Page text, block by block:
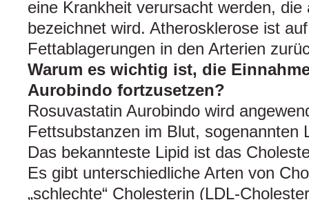
eine Krankheit verursacht werden, die
bezeichnet wird. Atherosklerose ist
Fettablagerungen in den Arterien
Warum es wichtig ist, die
Aurobindo fortzusetzen?
Rosuvastatin Aurobindo wird
Fettsubstanzen im Blut, sogenannten
Das bekannteste Lipid ist das
Es gibt unterschiedliche Arten von
„schlechte“ Cholesterin (LDL-